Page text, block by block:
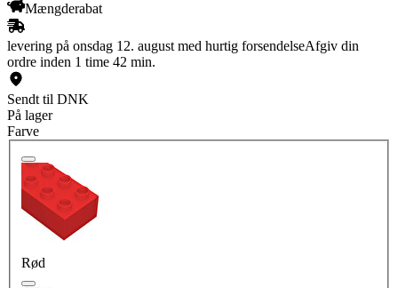
Mængderabat
levering på onsdag 12. august med hurtig forsendelseAfgiv din
ordre inden 1 time 42 min.
Sendt til DNK
På lager
Farve
Rød